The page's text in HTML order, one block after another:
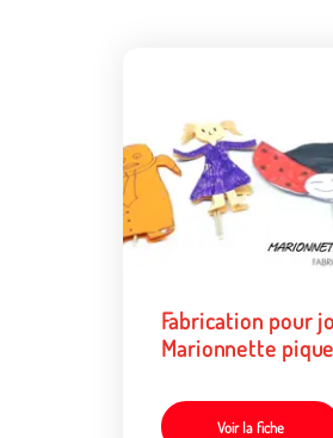
Fabrication pour
Marionnette
Voir la fiche